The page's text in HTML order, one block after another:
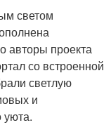
светом
авторы проекта
со встроенной
светлую
и
уюта.